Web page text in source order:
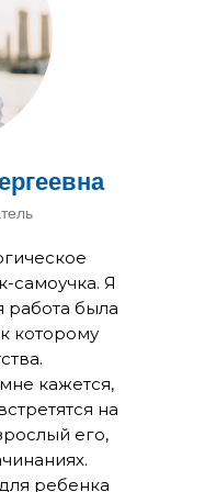
самоучка. Я
работа была
которому
кажется,
на
его,
ребенка